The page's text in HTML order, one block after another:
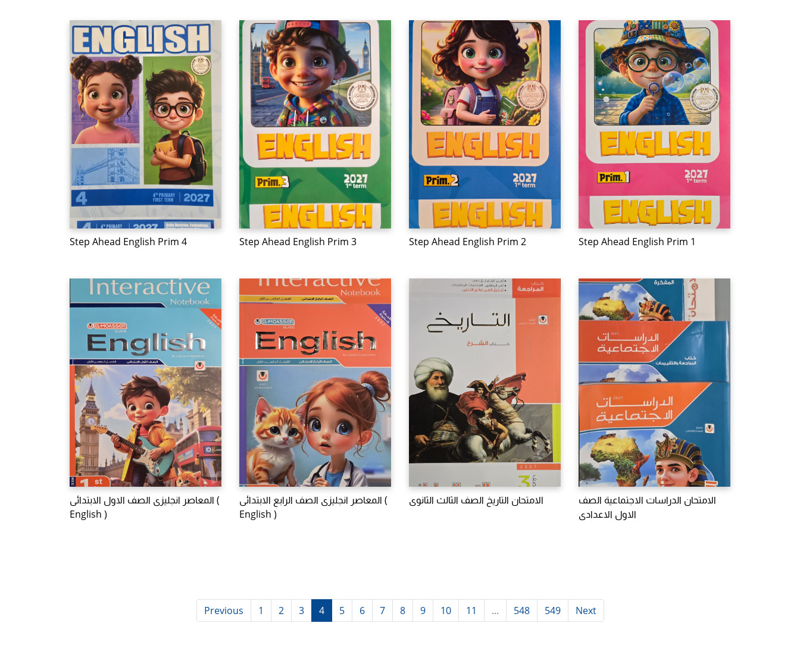
Step Ahead English Prim 4 Step Ahead English Prim 3 Step Ahead English Prim 2 Step Ahead English Prim 1
المعاصر انجليزى الصف الاول الابتدائى (
English )
المعاصر انجليزى الصف الرابع الابتدائى (
English )
الامتحان التاريخ الصف الثالث الثانوى
الامتحان الدراسات الاجتماعية الصف
الاول الاعدادى
Previous 1 2 3 4 5 6 7 8 9 10 11 ... 548 549 Next